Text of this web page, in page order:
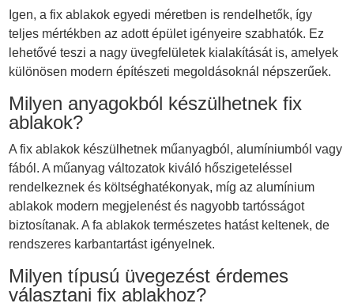
Igen, a fix ablakok egyedi méretben is rendelhetők, így
teljes mértékben az adott épület igényeire szabhatók. Ez
lehetővé teszi a nagy üvegfelületek kialakítását is, amelyek
különösen modern építészeti megoldásoknál népszerűek.
Milyen anyagokból készülhetnek fix
ablakok?
A fix ablakok készülhetnek műanyagból, alumíniumból vagy
fából. A műanyag változatok kiváló hőszigeteléssel
rendelkeznek és költséghatékonyak, míg az alumínium
ablakok modern megjelenést és nagyobb tartósságot
biztosítanak. A fa ablakok természetes hatást keltenek, de
rendszeres karbantartást igényelnek.
Milyen típusú üvegezést érdemes
választani fix ablakhoz?